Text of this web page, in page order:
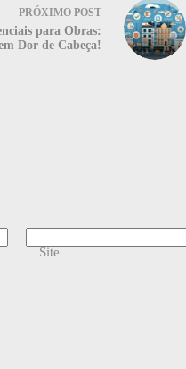
PRÓXIMO POST
para Obras:
Dor de Cabeça!
Site